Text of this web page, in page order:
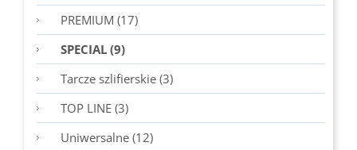
PREMIUM (17)
SPECIAL (9)
Tarcze szlifierskie (3)
TOP LINE (3)
Uniwersalne (12)